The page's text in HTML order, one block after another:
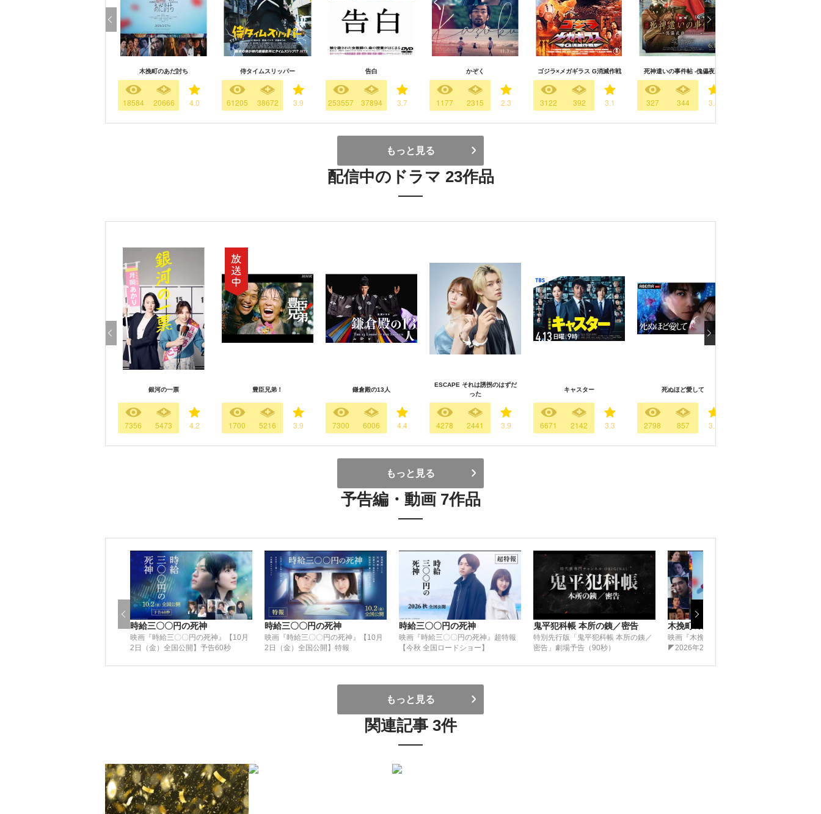
木挽町のあだ討ち
18584 20666 4.0
侍タイムスリッパー
61205 38672 3.9
告白
253557 37894 3.7
かぞく
1177 2315 2.3
ゴジラ×メガギラス G消滅作戦
3122 392 3.1
死神遣いの事件帖 -傀儡夜曲-
327 344 3.4
もっと見る
配信中のドラマ 23作品
銀河の一票
7356 5473 4.2
豊臣兄弟！
1700 5216 3.9
鎌倉殿の13人
7300 6006 4.4
ESCAPE それは誘拐のはずだ
った
4278 2441 3.9
キャスター
6671 2142 3.3
死ぬほど愛して
2798 857 3.1
もっと見る
予告編・動画 7作品
時給三〇〇円の死神
映画『時給三〇〇円の死神』【10月
2日（金）全国公開】予告60秒
時給三〇〇円の死神
映画『時給三〇〇円の死神』【10月
2日（金）全国公開】特報
時給三〇〇円の死神
映画『時給三〇〇円の死神』超特報
【今秋 全国ロードショー】
鬼平犯科帳 本所の銕／密告
特別先行版「鬼平犯科帳 本所の銕／
密告」劇場予告（90秒）
木挽町のあだ討ち
映画『木挽町のあだ討ち』本予告
◤2026年2月27日（金）公開◢
もっと見る
関連記事 3件